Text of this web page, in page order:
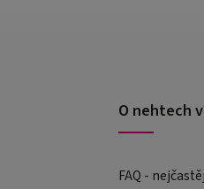
O nehtech
FAQ -